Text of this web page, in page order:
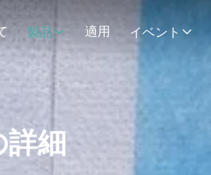
製品 適用 イベント
細